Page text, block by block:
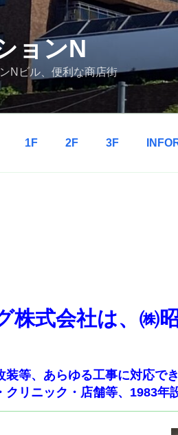
ョンN
Nビル、便利な商店街
1F 2F 3F
株式会社は、㈱
等、あらゆる工事に対応でき
リニック・店舗等、1983年